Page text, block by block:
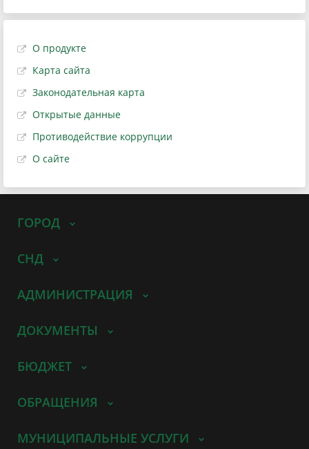
О продукте
Карта сайта
Законодательная карта
Открытые данные
Противодействие коррупции
О сайте
ГОРОД
СНД
АДМИНИСТРАЦИЯ
ДОКУМЕНТЫ
БЮДЖЕТ
ОБРАЩЕНИЯ
МУНИЦИПАЛЬНЫЕ УСЛУГИ